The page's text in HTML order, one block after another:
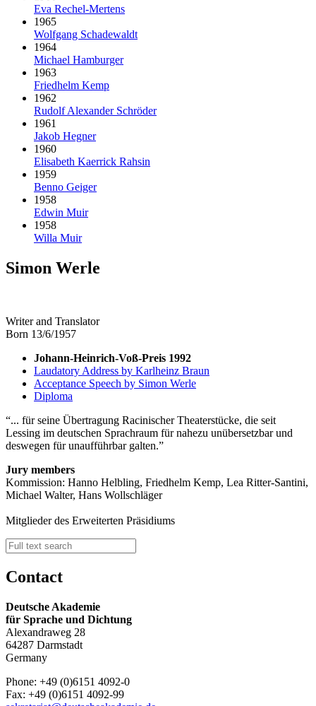
Eva Rechel-Mertens
1965
Wolfgang Schadewaldt
1964
Michael Hamburger
1963
Friedhelm Kemp
1962
Rudolf Alexander Schröder
1961
Jakob Hegner
1960
Elisabeth Kaerrick Rahsin
1959
Benno Geiger
1958
Edwin Muir
1958
Willa Muir
Simon Werle
Writer and Translator
Born 13/6/1957
Johann-Heinrich-Voß-Preis 1992
Laudatory Address by Karlheinz Braun
Acceptance Speech by Simon Werle
Diploma
... für seine Übertragung Racinischer Theaterstücke, die seit
Lessing im deutschen Sprachraum für nahezu unübersetzbar und
deswegen für unaufführbar galten.
Jury members
Kommission: Hanno Helbling, Friedhelm Kemp, Lea Ritter-Santini,
Michael Walter, Hans Wollschläger
Mitglieder des Erweiterten Präsidiums
Contact
Deutsche Akademie
für Sprache und Dichtung
Alexandraweg 28
64287 Darmstadt
Germany
Phone: +49 (0)6151 4092-0
Fax: +49 (0)6151 4092-99